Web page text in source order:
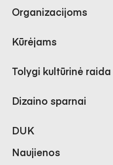
Organizacijoms
Kūrėjams
Tolygi kultūrinė raida
Dizaino sparnai
DUK
Naujienos